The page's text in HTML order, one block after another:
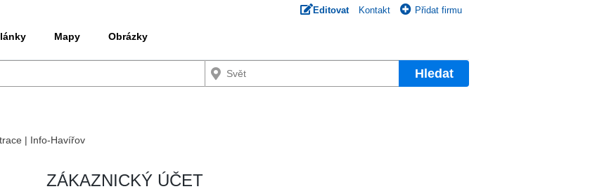
Editovat Kontakt Přidat firmu
Mapy Obrázky
Hledat
| Info-Havířov
ZÁKAZNICKÝ ÚČET